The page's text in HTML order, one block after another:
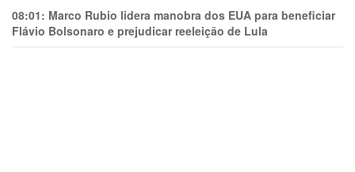
08:01: Marco Rubio lidera manobra dos EUA para beneficiar
Flávio Bolsonaro e prejudicar reeleição de Lula